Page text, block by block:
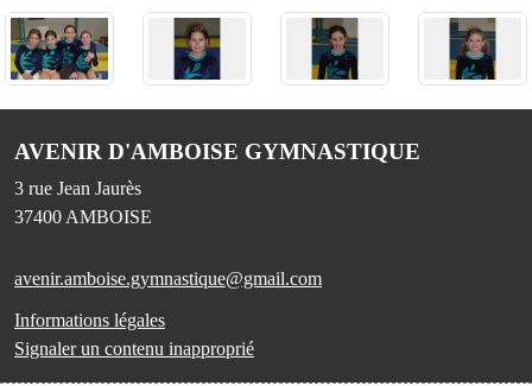
AVENIR D'AMBOISE GYMNASTIQUE
3 rue Jean Jaurès
37400 AMBOISE
avenir.amboise.gymnastique@gmail.com
Informations légales
Signaler un contenu inapproprié